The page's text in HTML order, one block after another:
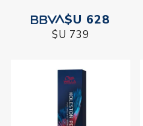
$U 628
$U 739